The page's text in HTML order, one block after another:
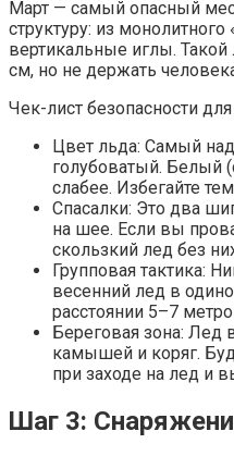
Март — самый опасный
структуру: из
вертикальные иглы.
см, но не держать
Чек-лист безопасности
Цвет льда: Самый
голубоватый. Белый
слабее. Избегайте
Спасалки: Это два
на шее. Если вы
скользкий лед без
Групповая тактика:
весенний лед в
расстоянии 5–7
Береговая зона: Лед
камышей и коряг.
при заходе на лед и
Шаг 3: